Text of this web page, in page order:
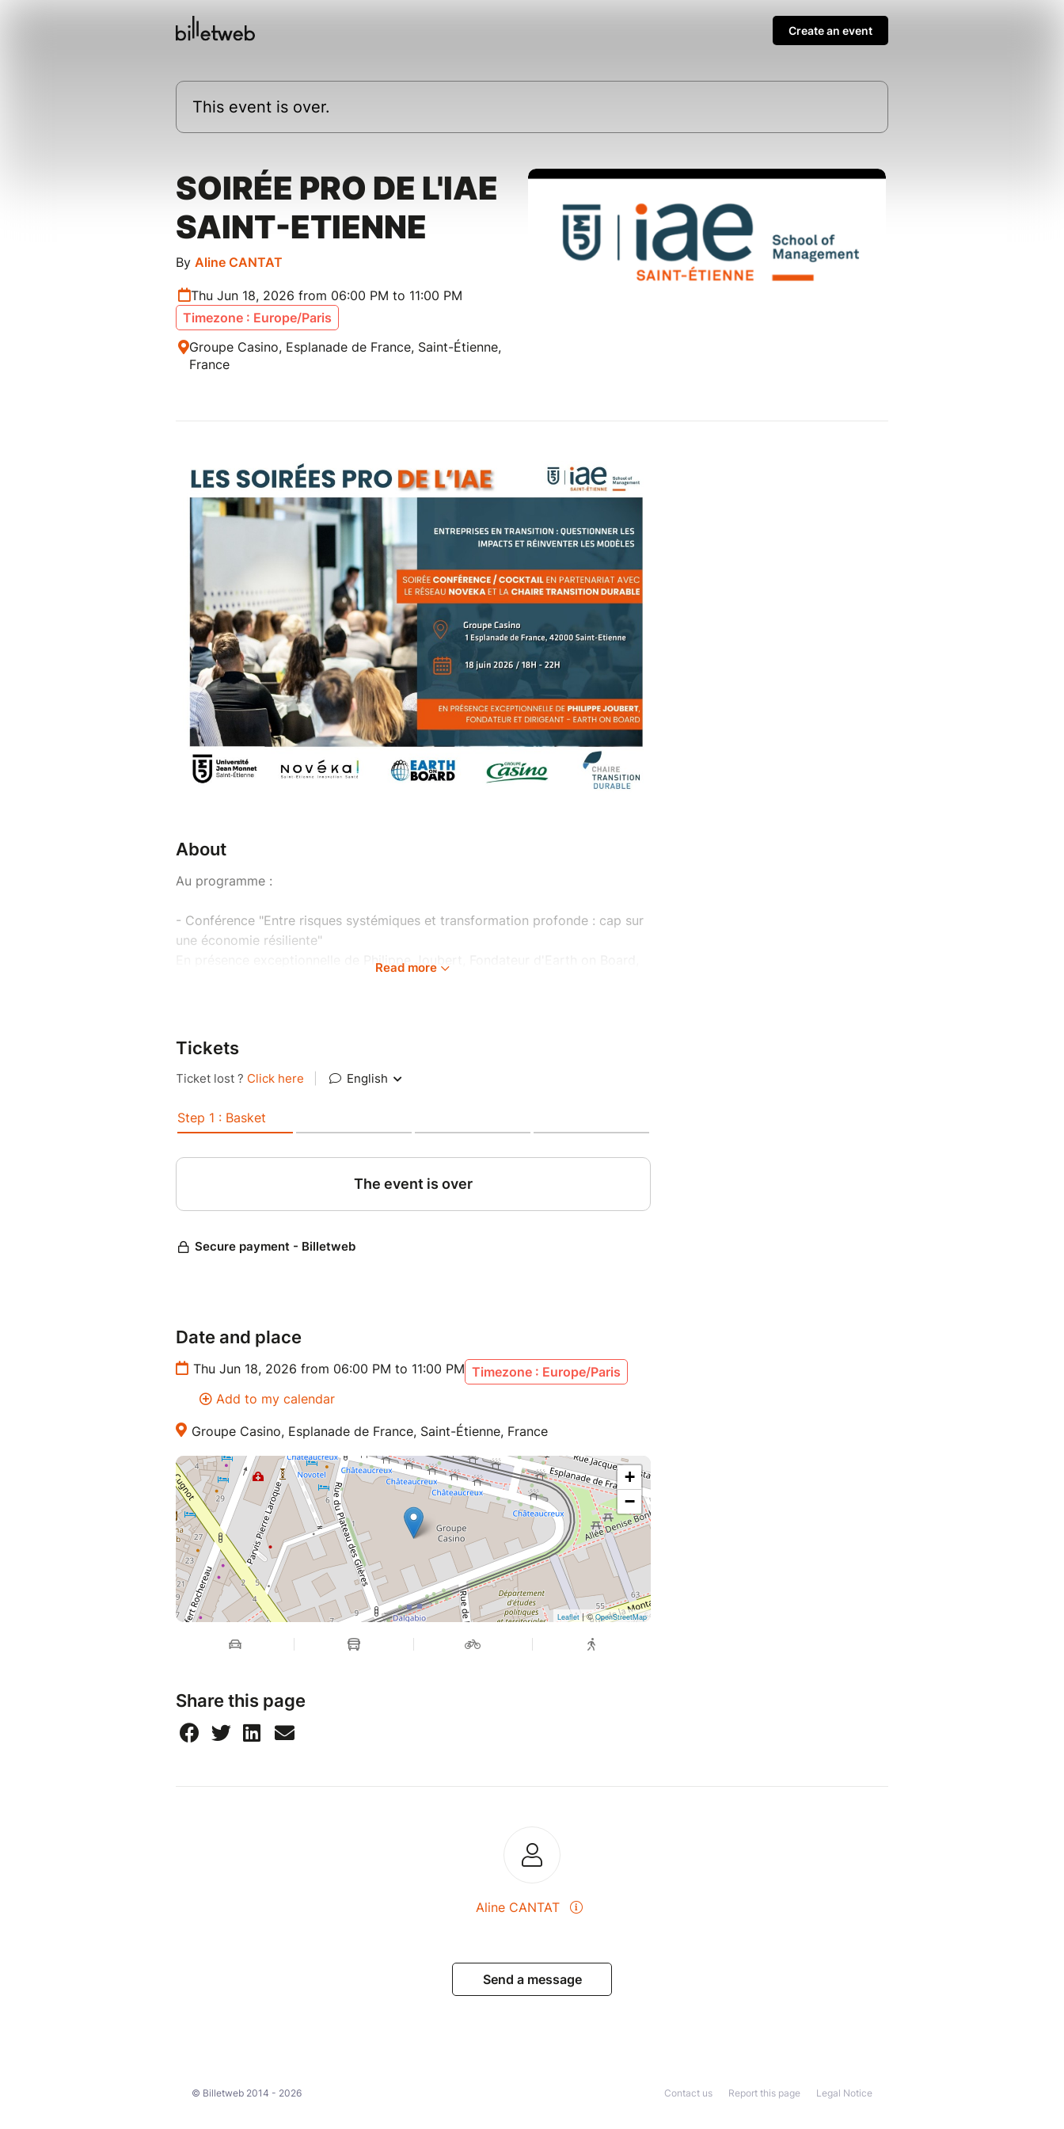
Create an event
This event is over.
SOIRÉE PRO DE L'IAE
SAINT-ETIENNE
By Aline CANTAT
Thu Jun 18, 2026 from 06:00 PM to 11:00 PM
Timezone : Europe/Paris
Groupe Casino, Esplanade de France, Saint-Étienne,
France
About
Au programme :
- Conférence "Entre risques systémiques et transformation profonde : cap sur
une économie résiliente"
En présence exceptionnelle de Philippe Joubert, Fondateur d'Earth on Board,
transformations : une application aux acteurs de la filière santé" avec le CHU
de Saint-Etienne, DEMEA Sustainable Investment, Thuasne et l'Université Jean
Monnet
un éclairage opérationnel sur les enjeux du développement durable dans la
filière santé, en croisant retours d’expérience industrielle et clinique, apport
scientifique et regard financier.
Read more
Tickets
Date and place
Thu Jun 18, 2026 from 06:00 PM to 11:00 PM Timezone : Europe/Paris
Add to my calendar
Groupe Casino, Esplanade de France, Saint-Étienne, France
+
−
Leaflet | ©OpenStreetMap
Share this page
Aline CANTAT
Send a message
© Billetweb 2014 - 2026 Legal Notice
Report this page
Contact us